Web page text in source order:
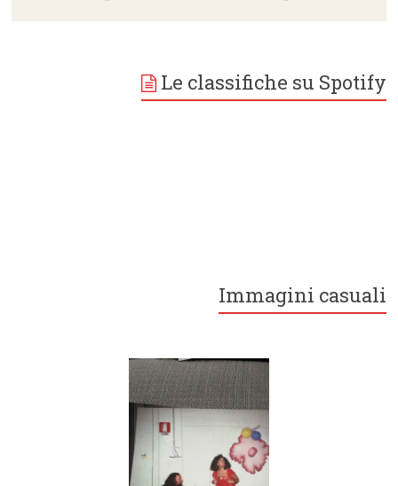
Le classifiche su Spotify
Immagini casuali